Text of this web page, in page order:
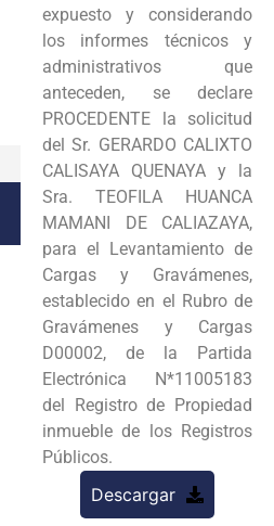
Intranet
expuesto y considerando
los informes técnicos y
administrativos que
anteceden, se declare
PROCEDENTE la solicitud
del Sr. GERARDO CALIXTO
CALISAYA QUENAYA y la
Sra. TEOFILA HUANCA
MAMANI DE CALIAZAYA,
para el Levantamiento de
Cargas y Gravámenes,
establecido en el Rubro de
Gravámenes y Cargas
D00002, de la Partida
Electrónica N*11005183
del Registro de Propiedad
inmueble de los Registros
Públicos.
Descargar